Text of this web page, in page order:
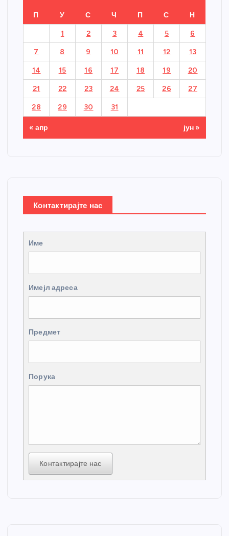
П У С Ч П С Н
1 2 3 4 5 6
7 8 9 10 11 12 13
14 15 16 17 18 19 20
21 22 23 24 25 26 27
28 29 30 31
« апр јун »
Контактирајте нас
Име
Имејл адреса
Предмет
Порука
Контактирајте нас